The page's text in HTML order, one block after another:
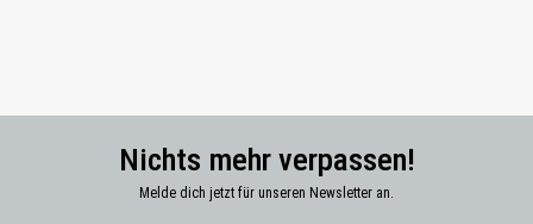
Nichts mehr verpassen!
Melde dich jetzt für unseren Newsletter an.